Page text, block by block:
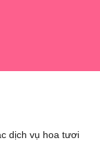
dịch vụ hoa tươi